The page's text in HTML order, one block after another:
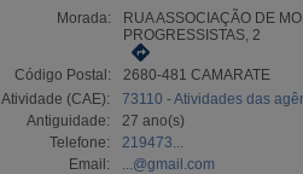
Morada:
RUA ASSOCIAÇÃO DE
PROGRESSISTAS, 2
Código Postal:
2680-481 CAMARATE
Atividade (CAE):
73110 - Atividades das
Antiguidade:
27 ano(s)
Telefone:
219473...
Email:
...@gmail.com